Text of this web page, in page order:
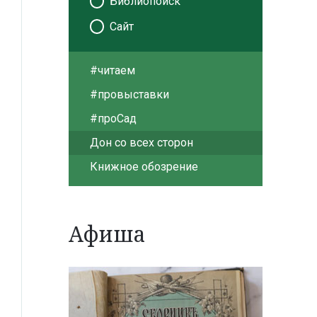
Сайт
#читаем
#провыставки
#проСад
Дон со всех сторон
Книжное обозрение
Афиша